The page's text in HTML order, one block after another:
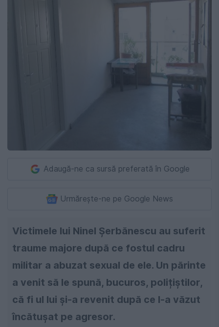
Adaugă-ne ca sursă preferată în Google
Urmărește-ne pe Google News
Victimele lui Ninel Șerbănescu au suferit
traume majore după ce fostul cadru
militar a abuzat sexual de ele. Un părinte
a venit să le spună, bucuros, polițiștilor,
că fi ul lui și-a revenit după ce l-a văzut
încătușat pe agresor.